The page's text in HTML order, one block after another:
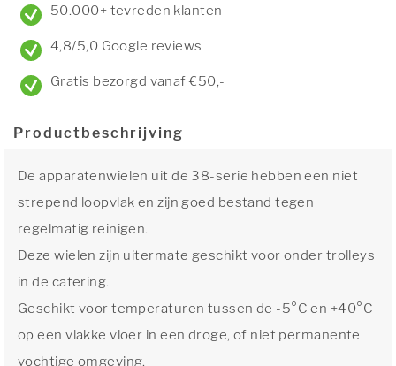
50.000+ tevreden klanten
4,8/5,0 Google reviews
Gratis bezorgd vanaf €50,-
Productbeschrijving
De apparatenwielen uit de 38-serie hebben een niet
strepend loopvlak en zijn goed bestand tegen
regelmatig reinigen.
Deze wielen zijn uitermate geschikt voor onder trolleys
in de catering.
Geschikt voor temperaturen tussen de -5°C en +40°C
op een vlakke vloer in een droge, of niet permanente
vochtige omgeving.